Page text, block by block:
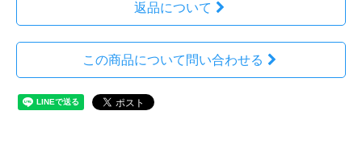
返品について
この商品について問い合わせる